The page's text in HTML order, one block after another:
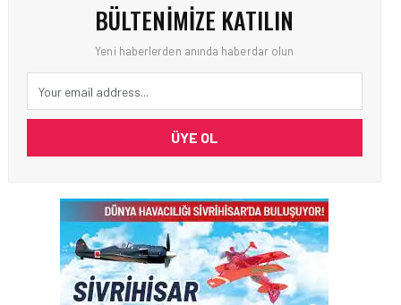
BÜLTENIMIZE KATILIN
Yeni haberlerden anında haberdar olun
ÜYE OL